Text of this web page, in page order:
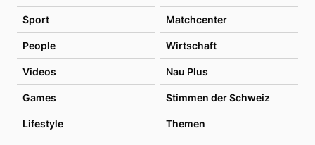
Sport Matchcenter
People Wirtschaft
Videos Nau Plus
Games Stimmen der Schweiz
Lifestyle Themen